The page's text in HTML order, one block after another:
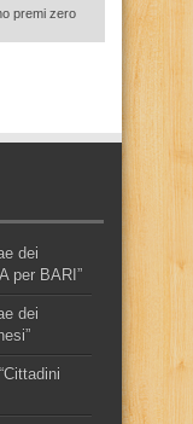
premi zero
dei
per BARI”
dei